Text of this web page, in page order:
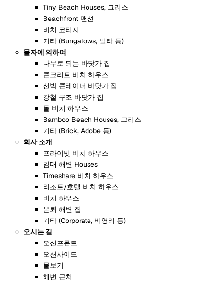
Tiny Beach Houses, 그리스
Beachfront 맨션
비치 코티지
기타 (Bungalows, 빌라 등)
물자에 의하여
나무로 되는 바닷가 집
콘크리트 비치 하우스
선박 콘테이너 바닷가 집
강철 구조 바닷가 집
돌 비치 하우스
Bamboo Beach Houses, 그리스
기타 (Brick, Adobe 등)
회사 소개
프라이빗 비치 하우스
임대 해변 Houses
Timeshare 비치 하우스
리조트/호텔 비치 하우스
비치 하우스
은퇴 해변 집
기타 (Corporate, 비영리 등)
오시는 길
오션프론트
오션사이드
물보기
해변 근처